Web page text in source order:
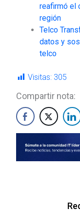
reafirmó el
región
Telco
datos y
telco
Visitas: 305
Compartir nota: